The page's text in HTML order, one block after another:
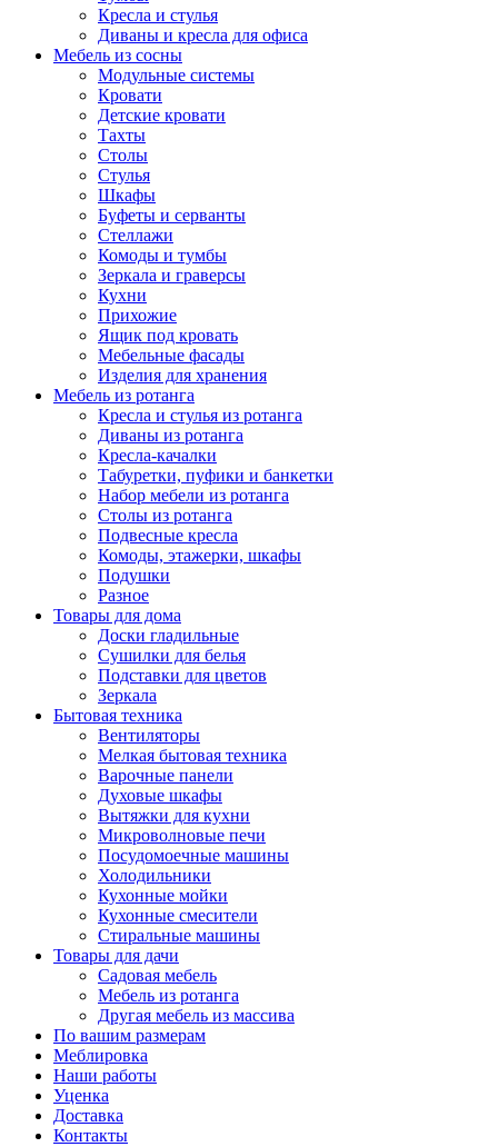
Кресла и стулья
Диваны и кресла для офиса
Мебель из сосны
Модульные системы
Кровати
Детские кровати
Тахты
Столы
Стулья
Шкафы
Буфеты и серванты
Стеллажи
Комоды и тумбы
Зеркала и граверсы
Кухни
Прихожие
Ящик под кровать
Мебельные фасады
Изделия для хранения
Мебель из ротанга
Кресла и стулья из ротанга
Диваны из ротанга
Кресла-качалки
Табуретки, пуфики и банкетки
Набор мебели из ротанга
Столы из ротанга
Подвесные кресла
Комоды, этажерки, шкафы
Подушки
Разное
Товары для дома
Доски гладильные
Сушилки для белья
Подставки для цветов
Зеркала
Бытовая техника
Вентиляторы
Мелкая бытовая техника
Варочные панели
Духовые шкафы
Вытяжки для кухни
Микроволновые печи
Посудомоечные машины
Холодильники
Кухонные мойки
Кухонные смесители
Стиральные машины
Товары для дачи
Садовая мебель
Мебель из ротанга
Другая мебель из массива
По вашим размерам
Меблировка
Наши работы
Уценка
Доставка
Контакты